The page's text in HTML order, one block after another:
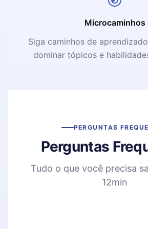
Microcaminhos
Siga caminhos de
dominar tópicos e
PERGUNTAS
Perguntas
Tudo o que você precisa
12min